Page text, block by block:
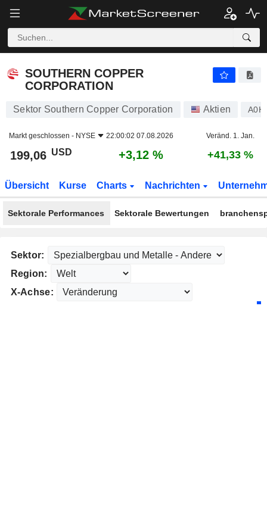
SOUTHERN COPPER
CORPORATION
Sektor Southern Copper Corporation Aktien
Markt geschlossen - NYSE 22:00:02 07.08.2026 Veränd. 1. Jan.
199,06 USD +3,12 % +41,33 %
Übersicht Kurse Charts Nachrichten
Sektorale Performances Sektorale Bewertungen
Sektor:
Region:
X-Achse: